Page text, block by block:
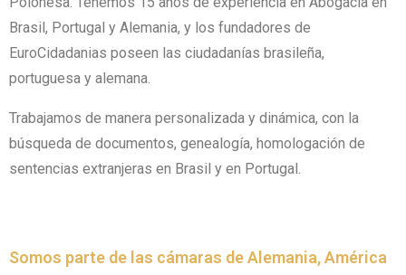
Brasil, Portugal y Alemania, y los fundadores de
EuroCidadanias poseen las ciudadanías brasileña,
portuguesa y alemana.
Trabajamos de manera personalizada y dinámica, con la
búsqueda de documentos, genealogía, homologación de
sentencias extranjeras en Brasil y en Portugal.
Somos parte de las cámaras de Alemania, América